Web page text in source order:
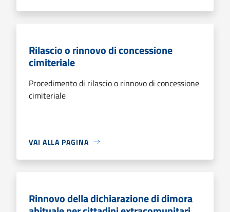
Rilascio o rinnovo di concessione
cimiteriale
Procedimento di rilascio o rinnovo di concessione
cimiteriale
VAI ALLA PAGINA
Rinnovo della dichiarazione di dimora